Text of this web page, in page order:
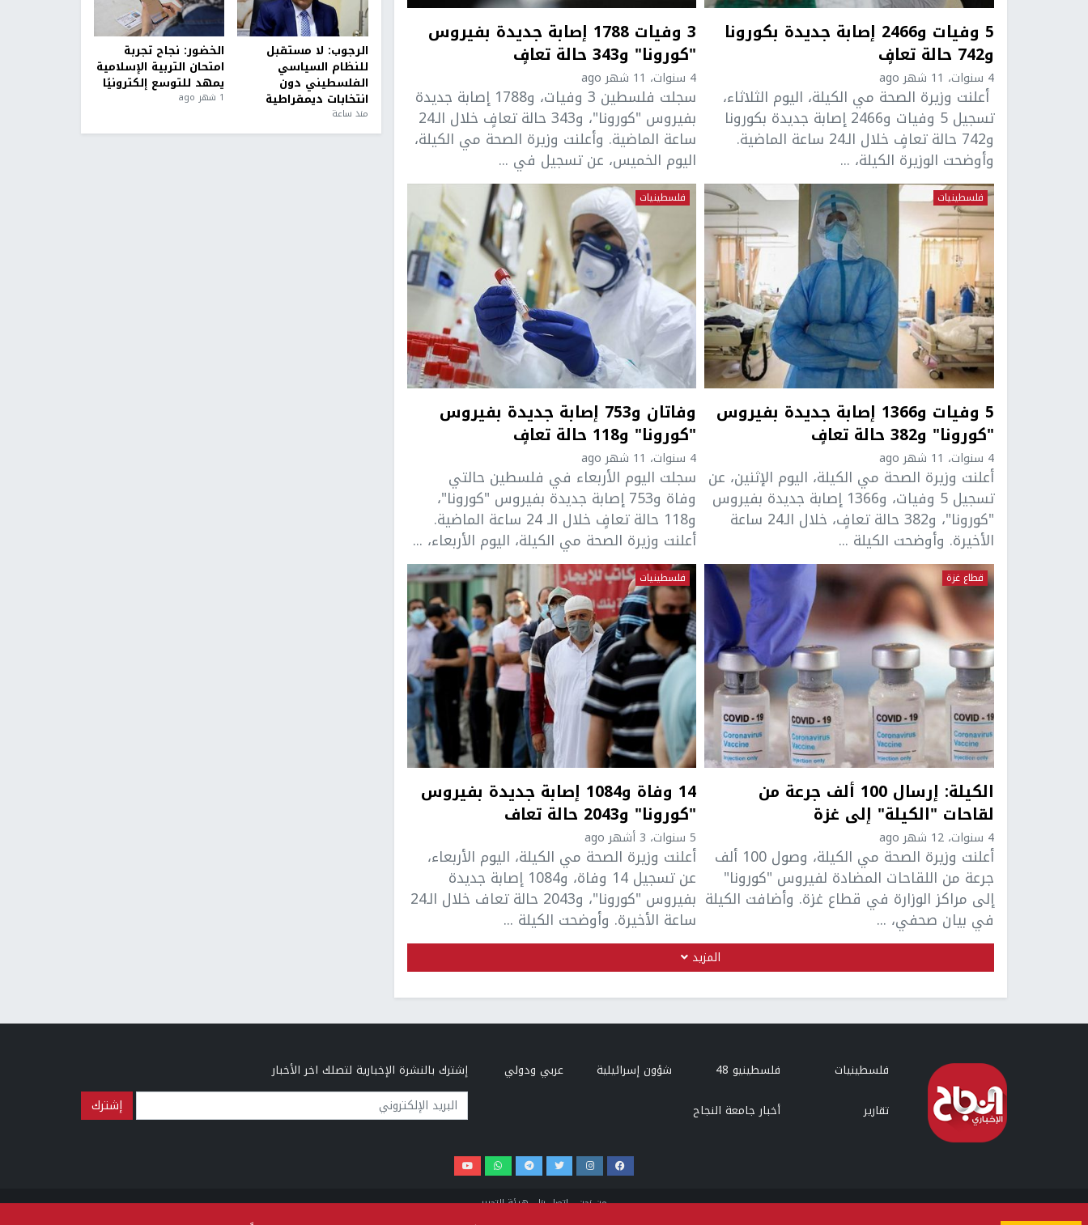
5 وفيات و2466 إصابة جديدة بكورونا
و742 حالة تعافٍ
4 سنوات، 11 شهر ago
أعلنت وزيرة الصحة مي الكيلة، اليوم الثلاثاء،
تسجيل 5 وفيات و2466 إصابة جديدة بكورونا
و742 حالة تعافٍ خلال الـ24 ساعة الماضية.
وأوضحت الوزيرة الكيلة، ...
3 وفيات 1788 إصابة جديدة بفيروس
"كورونا" و343 حالة تعافٍ
4 سنوات، 11 شهر ago
سجلت فلسطين 3 وفيات، و1788 إصابة جديدة
بفيروس "كورونا"، و343 حالة تعافٍ خلال الـ24
ساعة الماضية. وأعلنت وزيرة الصحة مي الكيلة،
اليوم الخميس، عن تسجيل في ...
فلسطينيات
5 وفيات و1366 إصابة جديدة بفيروس
"كورونا" و382 حالة تعافٍ
4 سنوات، 11 شهر ago
أعلنت وزيرة الصحة مي الكيلة، اليوم الإثنين، عن
تسجيل 5 وفيات، و1366 إصابة جديدة بفيروس
"كورونا"، و382 حالة تعافٍ، خلال الـ24 ساعة
الأخيرة. وأوضحت الكيلة ...
فلسطينيات
وفاتان و753 إصابة جديدة بفيروس
"كورونا" و118 حالة تعافٍ
4 سنوات، 11 شهر ago
سجلت اليوم الأربعاء في فلسطين حالتي
وفاة و753 إصابة جديدة بفيروس "كورونا"،
و118 حالة تعافٍ خلال الـ 24 ساعة الماضية.
أعلنت وزيرة الصحة مي الكيلة، اليوم الأربعاء، ...
قطاع غزة
الكيلة: إرسال 100 ألف جرعة من
لقاحات "الكيلة" إلى غزة
4 سنوات، 12 شهر ago
أعلنت وزيرة الصحة مي الكيلة، وصول 100 ألف
جرعة من اللقاحات المضادة لفيروس "كورونا"
إلى مراكز الوزارة في قطاع غزة. وأضافت الكيلة
في بيان صحفي، ...
فلسطينيات
14 وفاة و1084 إصابة جديدة بفيروس
"كورونا" و2043 حالة تعاف
5 سنوات، 3 أشهر ago
أعلنت وزيرة الصحة مي الكيلة، اليوم الأربعاء،
عن تسجيل 14 وفاة، و1084 إصابة جديدة
بفيروس "كورونا"، و2043 حالة تعاف خلال الـ24
ساعة الأخيرة. وأوضحت الكيلة ...
المزيد
الرجوب: لا مستقبل
للنظام السياسي
الفلسطيني دون
انتخابات ديمقراطية
منذ ساعة
الخضور: نجاح تجربة
امتحان التربية الإسلامية
يمهد للتوسع إلكترونيًا
1 شهر ago
فلسطينيات فلسطينيو 48 شؤون إسرائيلية
عربي ودولي
تقارير
أخبار جامعة النجاح
إشترك بالنشرة الإخبارية لتصلك اخر الأخبار
البريد الإلكتروني
من نحن إتصل بنا هيئة التحرير